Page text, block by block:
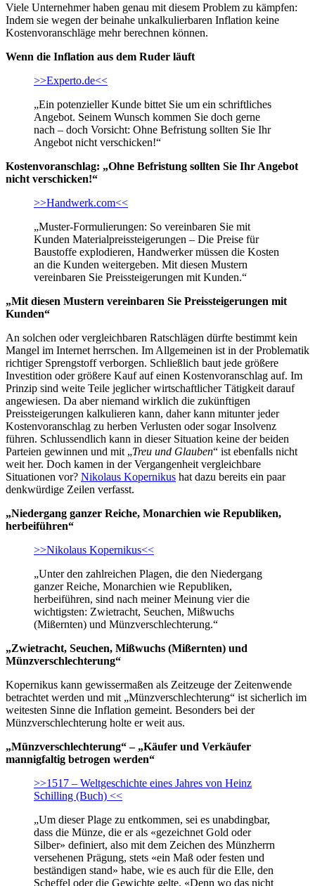
Viele Unternehmer haben genau mit diesem Problem zu kämpfen:
Indem sie wegen der beinahe unkalkulierbaren Inflation keine
Kostenvoranschläge mehr berechnen können.
Wenn die Inflation aus dem Ruder läuft
>>Experto.de<<
„Ein potenzieller Kunde bittet Sie um ein schriftliches
Angebot. Seinem Wunsch kommen Sie doch gerne
nach – doch Vorsicht: Ohne Befristung sollten Sie Ihr
Angebot nicht verschicken!“
Kostenvoranschlag: „Ohne Befristung sollten Sie Ihr Angebot
nicht verschicken!“
>>Handwerk.com<<
„Muster-Formulierungen: So vereinbaren Sie mit
Kunden Materialpreissteigerungen – Die Preise für
Baustoffe explodieren, Handwerker müssen die Kosten
an die Kunden weitergeben. Mit diesen Mustern
vereinbaren Sie Preissteigerungen mit Kunden.“
„Mit diesen Mustern vereinbaren Sie Preissteigerungen mit
Kunden“
An solchen oder vergleichbaren Ratschlägen dürfte bestimmt kein
Mangel im Internet herrschen. Im Allgemeinen ist in der Problematik
richtiger Sprengstoff verborgen. Schließlich baut jede größere
Investition oder größere Kauf auf einen Kostenvoranschlag auf. Im
Prinzip sind weite Teile jeglicher wirtschaftlicher Tätigkeit darauf
angewiesen. Da aber niemand wirklich die zukünftigen
Preissteigerungen kalkulieren kann, daher kann mitunter jeder
Kostenvoranschlag zu herben Verlusten oder sogar Insolvenz
führen. Schlussendlich kann in dieser Situation keine der beiden
Parteien gewinnen und mit „Treu und Glauben“ ist ebenfalls nicht
weit her. Doch kamen in der Vergangenheit vergleichbare
Situationen vor? Nikolaus Kopernikus hat dazu bereits ein paar
denkwürdige Zeilen verfasst.
„Niedergang ganzer Reiche, Monarchien wie Republiken,
herbeiführen“
>>Nikolaus Kopernikus<<
„Unter den zahlreichen Plagen, die den Niedergang
ganzer Reiche, Monarchien wie Republiken,
herbeiführen, sind nach meiner Meinung vier die
wichtigsten: Zwietracht, Seuchen, Mißwuchs
(Mißernten) und Münzverschlechterung.“
„Zwietracht, Seuchen, Mißwuchs (Mißernten) und
Münzverschlechterung“
Kopernikus kann gewissermaßen als Zeitzeuge der Zeitenwende
betrachtet werden und mit „Münzverschlechterung“ ist sicherlich im
weitesten Sinne die Inflation gemeint. Besonders bei der
Münzverschlechterung holte er weit aus.
„Münzverschlechterung“ – „Käufer und Verkäufer
mannigfaltig betrogen werden“
>>1517 – Weltgeschichte eines Jahres von Heinz
Schilling (Buch) <<
„Um dieser Plage zu entkommen, sei es unabdingbar,
dass die Münze, die er als «gezeichnet Gold oder
Silber» definiert, also mit dem Zeichen des Münzherrn
versehenen Prägung, stets «ein Maß oder festen und
beständigen stand» habe, wie es auch für die Elle, den
Scheffel oder die Gewichte gelte. «Denn wo das nicht